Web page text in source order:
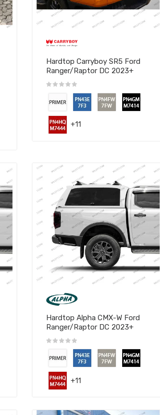
Hardtop Carryboy SR5 Ford
Ranger/Raptor DC 2023+
+11
Hardtop Alpha CMX-W Ford
Ranger/Raptor DC 2023+
+11